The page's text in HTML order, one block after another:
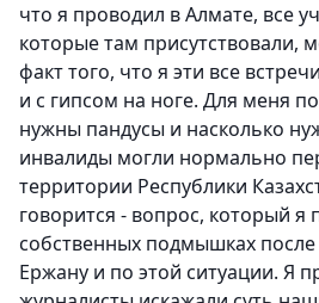
что я проводил в Алмате, все
которые там присутствовали,
факт того, что я эти все
и с гипсом на ноге. Для меня
нужны пандусы и насколько
инвалиды могли нормально
территории Республики
говорится - вопрос, который я
собственных подмышках
Ержану и по этой ситуации. Я